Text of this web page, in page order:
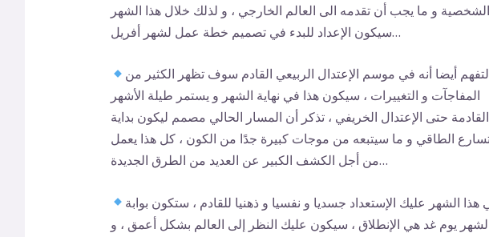
الشخصية و ما يجب أن تقدمه الى العالم الخارجي ، و لذلك خلال هذا الشهر
سيكون الإعداد للبدء في تصميم خطة عمل لشهر أفريل…
أيضا أنه في موسم الإعتدال الربيعي القادم سوف تظهر الكثير من
المفاجآت و التغييرات ، سيكون هذا في نهاية الشهر و يستمر طيلة الأشهر
القادمة حتى الإعتدال الخريفي ، تذكر أن المسار الحالي مصمم ليكون بداية
الطاقي و ما سيتبعه من موجات كبيرة جدًا من الكون ، كل هذا يعمل
من أجل الكشف الكبير عن العديد من الطرق الجديدة…
هذا الشهر عليك الإستعداد جسديا و نفسيا و ذهنيا للقادم ، ستكون بوابة
يوم غد هي الإنطلاق ، سيكون عليك النظر إلى العالم بشكل أعمق ، و